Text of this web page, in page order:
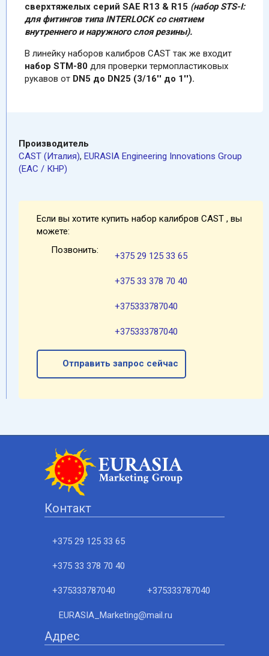
сверхтяжелых серий SAE R13 & R15 (набор STS-I:
для фитингов типа INTERLOCK со снятием
внутреннего и наружного слоя резины).
В линейку наборов калибров CAST так же входит
набор STM-80 для проверки термопластиковых
рукавов от DN5 до DN25 (3/16'' до 1'').
Производитель
CAST (Италия), EURASIA Engineering Innovations Group
(EAC / КНР)
Если вы хотите купить набор калибров CAST , вы
можете:
Позвонить:
+375 29 125 33 65
+375 33 378 70 40
+375333787040
+375333787040
Отправить запрос сейчас
Контакт
+375 29 125 33 65
+375 33 378 70 40
+375333787040 +375333787040
EURASIA_Marketing@mail.ru
Адрес